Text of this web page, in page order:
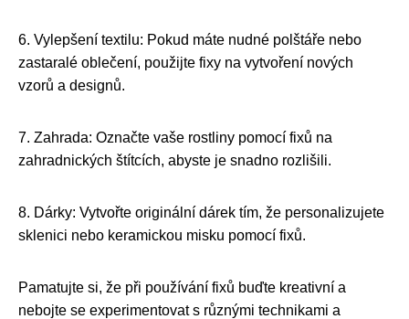
6. Vylepšení textilu: Pokud máte nudné polštáře nebo
zastaralé oblečení, použijte fixy na vytvoření nových
vzorů a designů.
7. Zahrada: Označte vaše rostliny pomocí fixů na
zahradnických štítcích, abyste je snadno rozlišili.
8. Dárky: Vytvořte originální dárek tím, že personalizujete
sklenici nebo keramickou misku pomocí fixů.
Pamatujte si, že při používání fixů buďte kreativní a
nebojte se experimentovat s různými technikami a